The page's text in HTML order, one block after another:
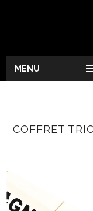
MENU
COFFRET